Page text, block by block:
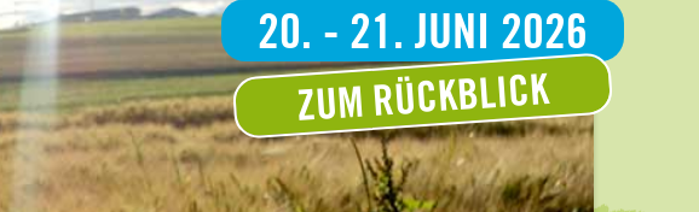
20. - 21. JUNI 2026
ZUM RÜCKBLICK